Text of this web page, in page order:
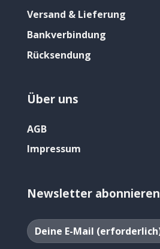
Versand & Lieferung
Bankverbindung
Rücksendung
Über uns
AGB
Impressum
Newsletter abonnieren